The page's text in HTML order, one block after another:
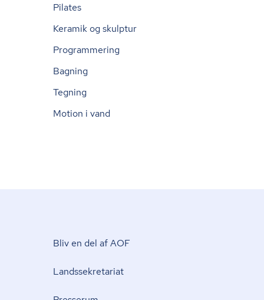
Pilates
Keramik og skulptur
Programmering
Bagning
Tegning
Motion i vand
Bliv en del af AOF
Lands­se­kre­ta­ri­at